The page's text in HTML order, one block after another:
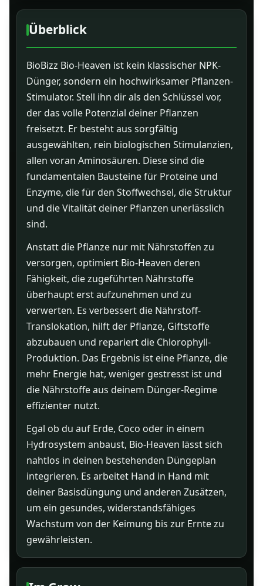
Überblick
BioBizz Bio-Heaven ist kein klassischer NPK-
Dünger, sondern ein hochwirksamer Pflanzen-
Stimulator. Stell ihn dir als den Schlüssel vor,
der das volle Potenzial deiner Pflanzen
freisetzt. Er besteht aus sorgfältig
ausgewählten, rein biologischen Stimulanzien,
allen voran Aminosäuren. Diese sind die
fundamentalen Bausteine für Proteine und
Enzyme, die für den Stoffwechsel, die Struktur
und die Vitalität deiner Pflanzen unerlässlich
sind.
Anstatt die Pflanze nur mit Nährstoffen zu
versorgen, optimiert Bio-Heaven deren
Fähigkeit, die zugeführten Nährstoffe
überhaupt erst aufzunehmen und zu
verwerten. Es verbessert die Nährstoff-
Translokation, hilft der Pflanze, Giftstoffe
abzubauen und repariert die Chlorophyll-
Produktion. Das Ergebnis ist eine Pflanze, die
mehr Energie hat, weniger gestresst ist und
die Nährstoffe aus deinem Dünger-Regime
effizienter nutzt.
Egal ob du auf Erde, Coco oder in einem
Hydrosystem anbaust, Bio-Heaven lässt sich
nahtlos in deinen bestehenden Düngeplan
integrieren. Es arbeitet Hand in Hand mit
deiner Basisdüngung und anderen Zusätzen,
um ein gesundes, widerstandsfähiges
Wachstum von der Keimung bis zur Ernte zu
gewährleisten.